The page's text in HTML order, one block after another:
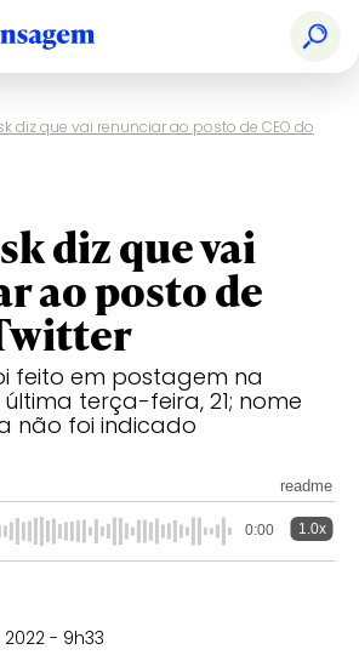
diz que vai renunciar ao posto de CEO do
diz que vai
ao posto de
feito em postagem na
terça-feira, 21; nome
não foi indicado
readme
0:00 1.0x
- 9h33